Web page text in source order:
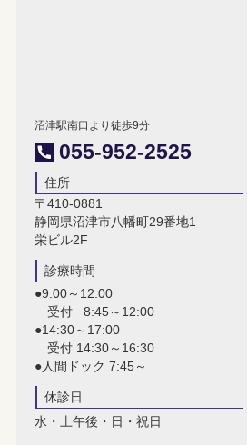
沼津駅南口より徒歩9分
055-952-2525
住所
〒410-0881
静岡県沼津市八幡町29番地1
栄ビル2F
診療時間
●9:00～12:00
受付 8:45～12:00
●14:30～17:00
受付 14:30～16:30
●人間ドック 7:45～
休診日
水・土午後・日・祝日